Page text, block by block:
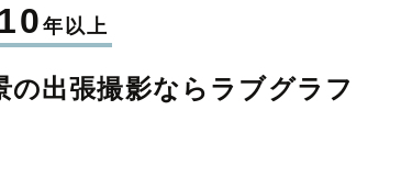
10年以上
の出張撮影なら ラブグラフ